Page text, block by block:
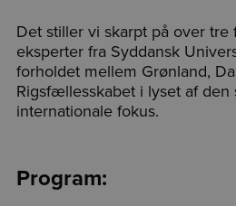
Det stiller vi skarpt på over
eksperter fra Syddansk
forholdet mellem Grønland,
Rigsfællesskabet i lyset af
internationale fokus.
Program: